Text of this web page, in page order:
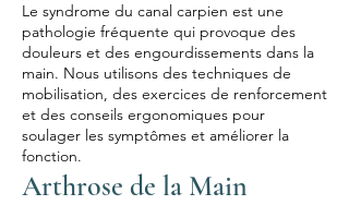
Le syndrome du canal carpien est une
pathologie fréquente qui provoque des
douleurs et des engourdissements dans la
main. Nous utilisons des techniques de
mobilisation, des exercices de renforcement
et des conseils ergonomiques pour
soulager les symptômes et améliorer la
fonction.
Arthrose de la Main